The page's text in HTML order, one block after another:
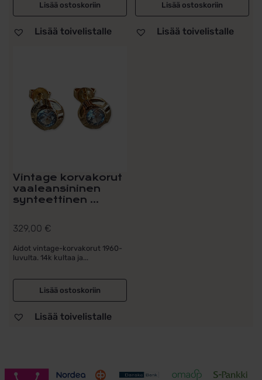
Lisää ostoskoriin
Lisää toivelistalle
Lisää ostoskoriin
Lisää toivelistalle
Vintage korvakorut
vaaleansininen
synteettinen ...
329,00 €
Aidot vintage-korvakorut 1960-
luvulta. 14k kultaa ja...
Lisää ostoskoriin
Lisää toivelistalle